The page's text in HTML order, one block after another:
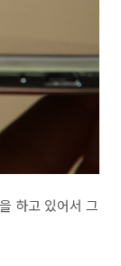
하고 있어서 그